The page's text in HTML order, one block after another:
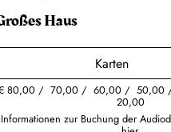
Haus
Karten
80,00 70,00 60,00 50,00
20,00
Informationen zur Buchung der